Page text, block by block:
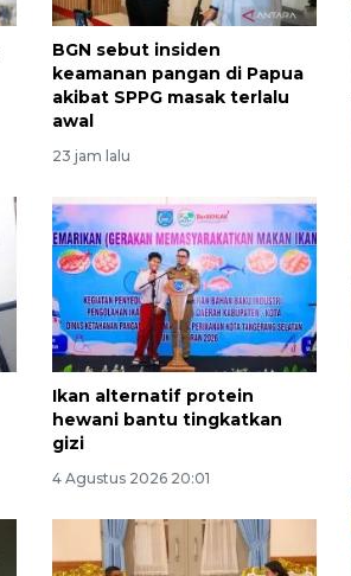
BGN sebut insiden
keamanan pangan di Papua
akibat SPPG masak terlalu
awal
23 jam lalu
Ikan alternatif protein
hewani bantu tingkatkan
gizi
4 Agustus 2026 20:01